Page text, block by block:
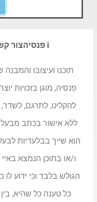
i פנסיה צור
פנסיה, מוגן בזכויות
להקליט, לתרגם,
ללא אישור בכתב
הוא שייך בבלעדיות
הגולש בלבד וכי ידוע לו
כל טענה כל שהיא,